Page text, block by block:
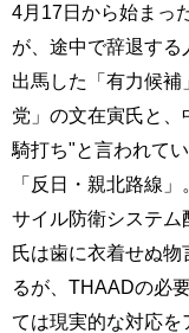
4月17日から始まっ
が、途中で辞退す
出馬した「有力候
党」の文在寅氏と
騎打ち"と言われて
「反日・親北路線
サイル防衛システ
氏は歯に衣着せぬ物
るが、THAADの必
ては現実的な対応を